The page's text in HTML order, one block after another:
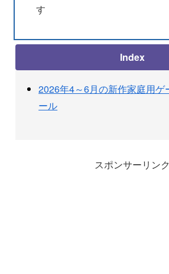
す
Index
2026年4～6月の新作家庭用ゲ
ール
スポンサーリンク